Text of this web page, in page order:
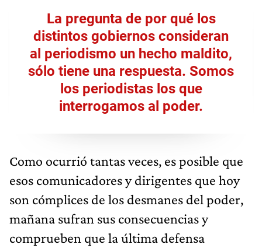
La pregunta de por qué los
distintos gobiernos consideran
al periodismo un hecho maldito,
sólo tiene una respuesta. Somos
los periodistas los que
interrogamos al poder.
Como ocurrió tantas veces, es posible que
esos comunicadores y dirigentes que hoy
son cómplices de los desmanes del poder,
mañana sufran sus consecuencias y
comprueben que la última defensa